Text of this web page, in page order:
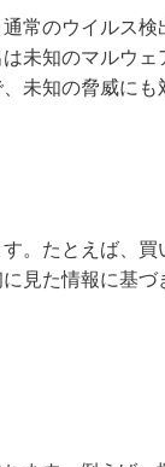
常のウイルス
未知のマルウ
未知の脅威にも
。たとえば、
見た情報に基づ